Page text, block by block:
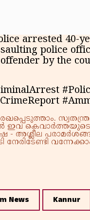
arrested 40-
police
by the
ഇവ കെവാർത്തയുടെ
അശ്ലീല
News Kannur